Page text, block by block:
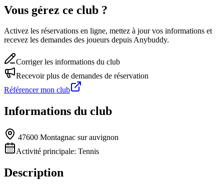
Vous gérez ce club ?
Activez les réservations en ligne, mettez à jour vos informations et
recevez les demandes des joueurs depuis Anybuddy.
Corriger les informations du club
Recevoir plus de demandes de réservation
Référencer mon club
Informations du club
47600 Montagnac sur auvignon
Activité principale: Tennis
Description